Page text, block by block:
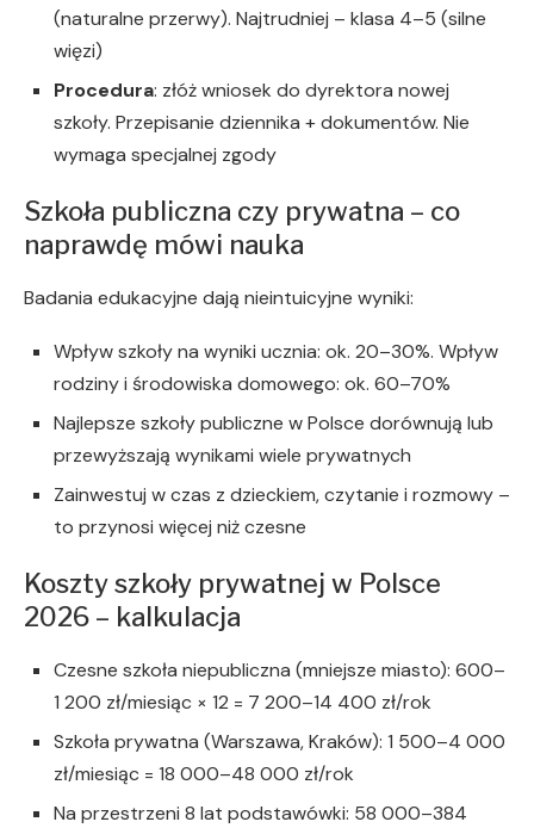
(naturalne przerwy). Najtrudniej – klasa 4–5 (silne
więzi)
Procedura: złóż wniosek do dyrektora nowej
szkoły. Przepisanie dziennika + dokumentów. Nie
wymaga specjalnej zgody
Szkoła publiczna czy prywatna – co
naprawdę mówi nauka
Badania edukacyjne dają nieintuicyjne wyniki:
Wpływ szkoły na wyniki ucznia: ok. 20–30%. Wpływ
rodziny i środowiska domowego: ok. 60–70%
Najlepsze szkoły publiczne w Polsce dorównują lub
przewyższają wynikami wiele prywatnych
Zainwestuj w czas z dzieckiem, czytanie i rozmowy –
to przynosi więcej niż czesne
Koszty szkoły prywatnej w Polsce
2026 – kalkulacja
Czesne szkoła niepubliczna (mniejsze miasto): 600–
1 200 zł/miesiąc × 12 = 7 200–14 400 zł/rok
Szkoła prywatna (Warszawa, Kraków): 1 500–4 000
zł/miesiąc = 18 000–48 000 zł/rok
Na przestrzeni 8 lat podstawówki: 58 000–384